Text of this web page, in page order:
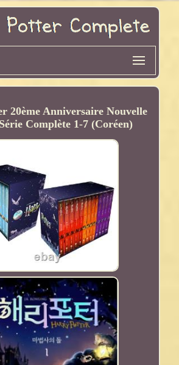
20ème Anniversaire Nouvelle
Complète 1-7 (Coréen)